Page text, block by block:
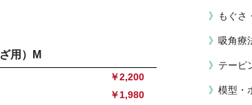
用）M
￥2,200
￥1,980
もぐさ
吸角療
テーピ
模型・